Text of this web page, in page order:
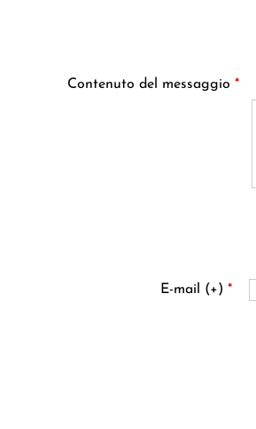
Contenuto del messaggio*
E-mail (+)*